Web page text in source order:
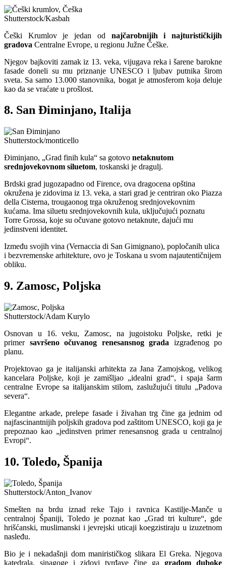
Shutterstock/Kasbah
Češki Krumlov je jedan od najčarobnijih i najturističkijih
gradova Centralne Evrope, u regionu Južne Češke.
Njegov bajkoviti zamak iz 13. veka, vijugava reka i šarene barokne
fasade doneli su mu priznanje UNESCO i ljubav putnika širom
sveta. Sa samo 13.000 stanovnika, bogat je atmosferom koja deluje
kao da se vraćate u prošlost.
8. San Điminjano, Italija
Shutterstock/monticello
Điminjano, „Grad finih kula“ sa gotovo netaknutom
srednjovekovnom siluetom, toskanski je dragulj.
Brdski grad jugozapadno od Firence, ova dragocena opština
okružena je zidovima iz 13. veka, a stari grad je centriran oko Piazza
della Cisterna, trougaonog trga okruženog srednjovekovnim
kućama. Ima siluetu srednjovekovnih kula, uključujući poznatu
Torre Grossa, koje su očuvane gotovo netaknute, dajući mu
jedinstveni identitet.
Između svojih vina (Vernaccia di San Gimignano), popločanih ulica
i bezvremenske arhitekture, ovo je Toskana u svom najautentičnijem
obliku.
9. Zamosc, Poljska
Shutterstock/Adam Kurylo
Osnovan u 16. veku, Zamosc, na jugoistoku Poljske, retki je
primer savršeno očuvanog renesansnog grada izgrađenog po
planu.
Projektovao ga je italijanski arhitekta za Jana Zamojskog, velikog
kancelara Poljske, koji je zamišljao „idealni grad“, i spaja šarm
centralne Evrope sa italijanskim stilom, zaslužujući titulu „Padova
severa“.
Elegantne arkade, prelepe fasade i živahan trg čine ga jednim od
najfascinantnijih poljskih gradova pod zaštitom UNESCO, koji ga je
prepoznao kao „jedinstven primer renesansnog grada u centralnoj
Evropi“.
10. Toledo, Španija
Shutterstock/Anton_Ivanov
Smešten na brdu iznad reke Tajo i ravnica Kastilje-Manče u
centralnoj Španiji, Toledo je poznat kao „Grad tri kulture“, gde
hrišćanski, muslimanski i jevrejski uticaji koegzistiraju u izuzetnom
nasleđu.
Bio je i nekadašnji dom manirističkog slikara El Greka. Njegova
katedrala, sinagoge i zidovi tvrđave čine ga gradom duboke